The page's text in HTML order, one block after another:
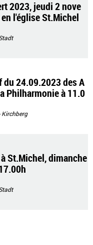
2023, jeudi 2 nove
l'église St.Michel
24.09.2023 des A
Philharmonie à 11.0
Kirchberg
St.Michel, dimanche